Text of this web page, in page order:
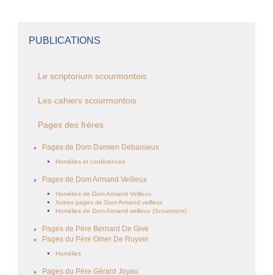
PUBLICATIONS
Le scriptorium scourmontois
Les cahiers scourmontois
Pages des frères
Pages de Dom Damien Debaisieux
Homélies et conférences
Pages de Dom Armand Veilleux
Homélies de Dom Armand Veilleux
Autres pages de Dom Armand veilleux
Homélies de Dom Armand veilleux (Scourmont)
Pages de Père Bernard De Give
Pages du Père Omer De Ruyver
Homélies
Pages du Père Gérard Joyau